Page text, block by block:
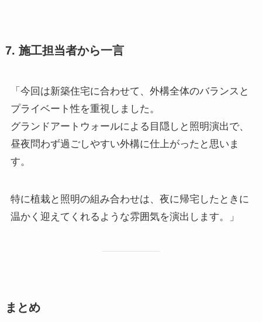
7. 施工担当者から一言
「今回は新築住宅に合わせて、外構全体のバランスと
プライベート性を重視しました。
グランドアートウォールによる目隠しと照明演出で、
昼夜問わず過ごしやすい外構に仕上がったと思いま
す。
特に植栽と照明の組み合わせは、夜に帰宅したときに
温かく迎えてくれるような雰囲気を演出します。」
まとめ